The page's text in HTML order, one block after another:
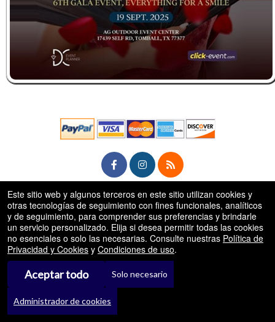
© Todos los Derechos Reservados.
50.28.84.148
Condiciones de uso
Este sitio web y algunos terceros en este sitio utilizan cookies y
otras tecnologías de seguimiento con fines funcionales, analíticos
y de seguimiento, para comprender sus preferencias y brindarle
un servicio personalizado. Elija si desea permitir todas las cookies
no esenciales o solo las necesarias. Consulte nuestras Política de
Privacidad y Cookies y Condiciones de uso.
Aceptar todo Solo necesario
Administrador de cookies